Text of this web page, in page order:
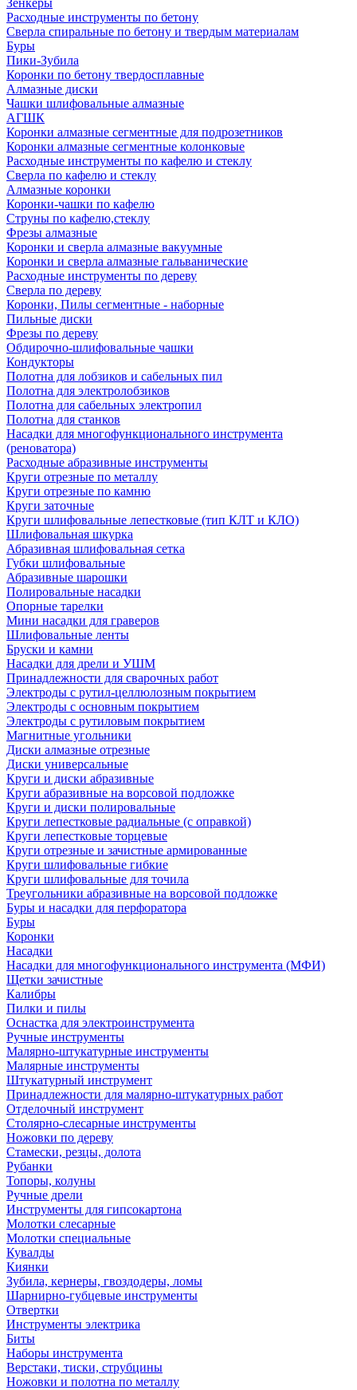
Зенкеры
Расходные инструменты по бетону
Сверла спиральные по бетону и твердым материалам
Буры
Пики-Зубила
Коронки по бетону твердосплавные
Алмазные диски
Чашки шлифовальные алмазные
АГШК
Коронки алмазные сегментные для подрозетников
Коронки алмазные сегментные колонковые
Расходные инструменты по кафелю и стеклу
Сверла по кафелю и стеклу
Алмазные коронки
Коронки-чашки по кафелю
Струны по кафелю,стеклу
Фрезы алмазные
Коронки и сверла алмазные вакуумные
Коронки и сверла алмазные гальванические
Расходные инструменты по дереву
Сверла по дереву
Коронки, Пилы сегментные - наборные
Пильные диски
Фрезы по дереву
Обдирочно-шлифовальные чашки
Кондукторы
Полотна для лобзиков и сабельных пил
Полотна для электролобзиков
Полотна для сабельных электропил
Полотна для станков
Насадки для многофункционального инструмента
(реноватора)
Расходные абразивные инструменты
Круги отрезные по металлу
Круги отрезные по камню
Круги заточные
Круги шлифовальные лепестковые (тип КЛТ и КЛО)
Шлифовальная шкурка
Абразивная шлифовальная сетка
Губки шлифовальные
Абразивные шарошки
Полировальные насадки
Опорные тарелки
Мини насадки для граверов
Шлифовальные ленты
Бруски и камни
Насадки для дрели и УШМ
Принадлежности для сварочных работ
Электроды с рутил-целлюлозным покрытием
Электроды с основным покрытием
Электроды с рутиловым покрытием
Магнитные угольники
Диски алмазные отрезные
Диски универсальные
Круги и диски абразивные
Круги абразивные на ворсовой подложке
Круги и диски полировальные
Круги лепестковые радиальные (с оправкой)
Круги лепестковые торцевые
Круги отрезные и зачистные армированные
Круги шлифовальные гибкие
Круги шлифовальные для точила
Треугольники абразивные на ворсовой подложке
Буры и насадки для перфоратора
Буры
Коронки
Насадки
Насадки для многофункционального инструмента (МФИ)
Щетки зачистные
Калибры
Пилки и пилы
Оснастка для электроинструмента
Ручные инструменты
Малярно-штукатурные инструменты
Малярные инструменты
Штукатурный инструмент
Принадлежности для малярно-штукатурных работ
Отделочный инструмент
Столярно-слесарные инструменты
Ножовки по дереву
Стамески, резцы, долота
Рубанки
Топоры, колуны
Ручные дрели
Инструменты для гипсокартона
Молотки слесарные
Молотки специальные
Кувалды
Киянки
Зубила, кернеры, гвоздодеры, ломы
Шарнирно-губцевые инструменты
Отвертки
Инструменты электрика
Биты
Наборы инструмента
Верстаки, тиски, струбцины
Ножовки и полотна по металлу